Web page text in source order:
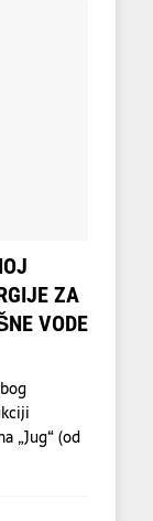
ZA
VODE
„Jug“ (od